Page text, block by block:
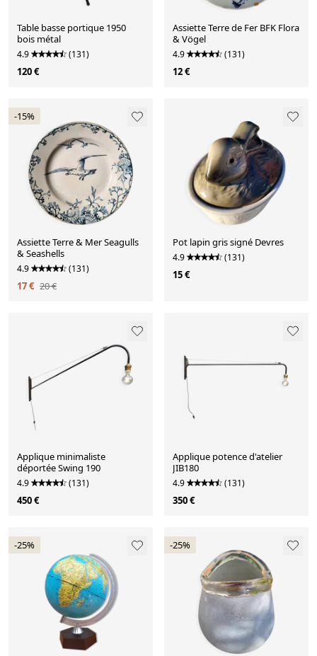
Table basse portique 1950
bois métal
4.9 (131)
120 €
Assiette Terre de Fer BFK Flora
& Vögel
4.9 (131)
12 €
-15%
Assiette Terre & Mer Seagulls
& Seashells
4.9 (131)
17 € 20 €
Pot lapin gris signé Devres
4.9 (131)
15 €
Applique minimaliste
déportée Swing 190
4.9 (131)
450 €
Applique potence d'atelier
JIB180
4.9 (131)
350 €
-25% -25%